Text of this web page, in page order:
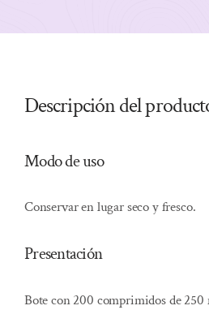
Descripción del
Modo de uso
Conservar en lugar seco y fresco.
Presentación
Bote con 200 comprimidos de 250